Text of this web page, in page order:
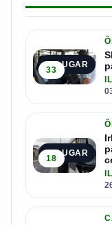
1º LUGAR
33
2º LUGAR
18